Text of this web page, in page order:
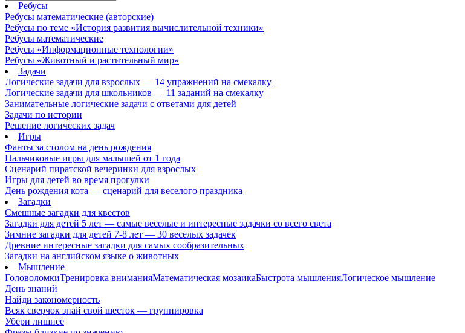
Ребусы
Ребусы математические (авторские)
Ребусы по теме «История развития вычислительной техники»
Ребусы математические
Ребусы «Информационные технологии»
Ребусы «Животный и растительный мир»
Задачи
Логические задачи для взрослых — 14 упражнений на смекалку
Логические задачи для школьников — 11 заданий на смекалку
Занимательные логические задачи с ответами для детей
Задачи по истории
Решение логических задач
Игры
Фанты за столом на день рождения
Пальчиковые игры для малышей от 1 года
Сценарий пиратской вечеринки для взрослых
Игры для детей во время прогулки
День рождения кота — сценарий для веселого праздника
Загадки
Смешные загадки для квестов
Загадки для детей 5 лет — самые веселые и интересные задачки со всего света
Зимние загадки для детей 7-8 лет — 30 веселых задачек
Древние интересные загадки для самых сообразительных
Загадки на английском языке о животных
Мышление
ГоловоломкиТренировка вниманияМатематическая мозаикаБыстрота мышленияЛогическое мышление
День знаний
Найди закономерность
Всяк сверчок знай свой шесток — группировка
Убери лишнее